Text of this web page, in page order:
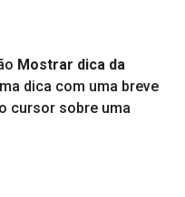
Mostrar dica da
dica com uma breve
cursor sobre uma